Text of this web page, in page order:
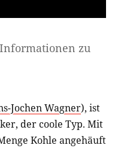
zu
Jochen Wagner), ist
der coole Typ. Mit
Kohle angehäuft